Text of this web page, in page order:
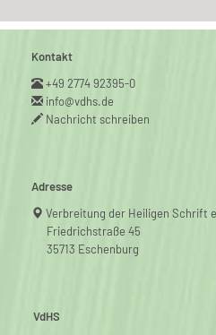
Kontakt
+49 2774 92395-0
info@vdhs.de
Nachricht schreiben
Adresse
Verbreitung der Heiligen Schrift
Friedrichstraße 45
35713 Eschenburg
VdHS